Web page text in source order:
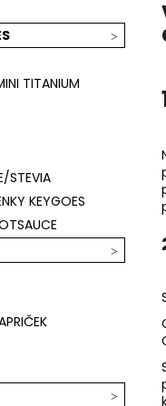
TITANIUM
STEVIA
KEYGOES